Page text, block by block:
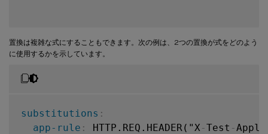
置換は複雑な式にすることもできます。次の例は、2つの置換が式をどのよう
に使用するかを示しています。
substitutions :
app-rule : HTTP.REQ.HEADER("X -Test -